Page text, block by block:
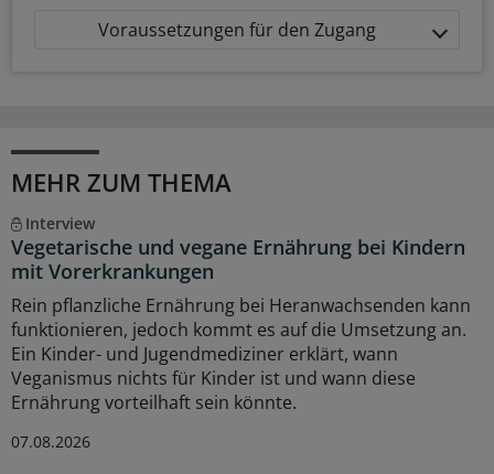
Voraussetzungen für den Zugang
MEHR ZUM THEMA
Interview
Vegetarische und vegane Ernährung bei Kindern
mit Vorerkrankungen
Rein pflanzliche Ernährung bei Heranwachsenden kann
funktionieren, jedoch kommt es auf die Umsetzung an.
Ein Kinder- und Jugendmediziner erklärt, wann
Veganismus nichts für Kinder ist und wann diese
Ernährung vorteilhaft sein könnte.
07.08.2026